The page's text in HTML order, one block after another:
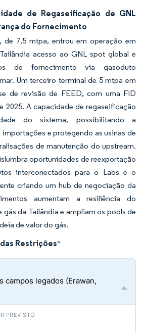
de Regaseificação de GNL
do Fornecimento
de 7,5 mtpa, entrou em operação em
acesso ao GNL spot global e
de fornecimento via gasoduto
Um terceiro terminal de 5 mtpa em
de revisão de FEED, com uma FID
2025. A capacidade de regaseificação
do sistema, possibilitando a
e protegendo as usinas de
de manutenção do upstream.
oportunidades de reexportação
interconectados para o Laos e o
criando um hub de negociação da
aumentam a resiliência do
da Tailândia e ampliam os pools de
de valor do gás.
Restrições*
campos legados (Erawan,